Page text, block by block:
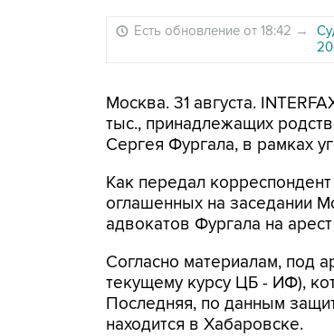
Есть обновление от 18:42 →
Москва. 31 августа.
тыс., принадлежащих
Сергея Фургала, в рамках
Как передал
оглашенных на заседании
адвокатов Фургала на
Согласно материалам, под
текущему курсу ЦБ - ИФ),
Последняя, по данным
находится в Хабаровске.